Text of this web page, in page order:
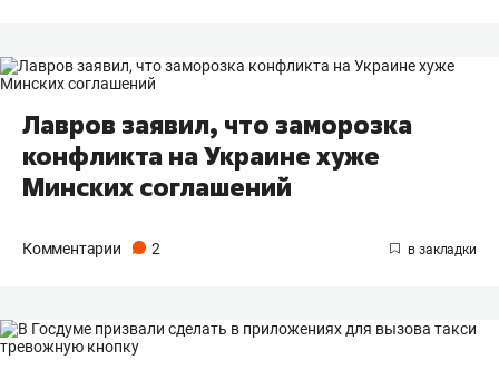
Лавров заявил, что заморозка
конфликта на Украине хуже
Минских соглашений
Комментарии 2